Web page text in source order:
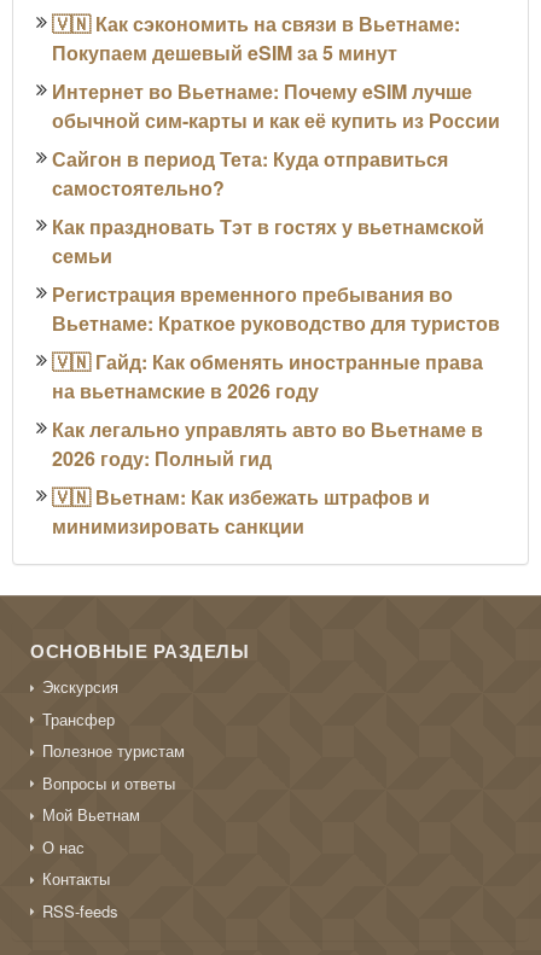
🇻🇳 Как сэкономить на связи в Вьетнаме:
Покупаем дешевый eSIM за 5 минут
Интернет во Вьетнаме: Почему eSIM лучше
обычной сим-карты и как её купить из России
Сайгон в период Тета: Куда отправиться
самостоятельно?
Как праздновать Тэт в гостях у вьетнамской
семьи
Регистрация временного пребывания во
Вьетнаме: Краткое руководство для туристов
🇻🇳 Гайд: Как обменять иностранные права
на вьетнамские в 2026 году
Как легально управлять авто во Вьетнаме в
2026 году: Полный гид
🇻🇳 Вьетнам: Как избежать штрафов и
минимизировать санкции
ОСНОВНЫЕ РАЗДЕЛЫ
Экскурсия
Трансфер
Полезное туристам
Вопросы и ответы
Мой Вьетнам
О нас
Контакты
RSS-feeds